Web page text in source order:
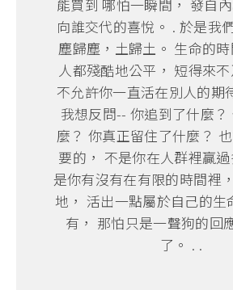
能買到 哪怕一瞬間， 發自
向誰交代的喜悅。 . 於是我
塵歸塵，土歸土。 生命的
人都殘酷地公平， 短得來
不允許你一直活在別人的期
我想反問-- 你追到了什麼？
麼？ 你真正留住了什麼？
要的， 不是你在人群裡贏
是你有沒有在有限的時間裡
地， 活出一點屬於自己的生
有， 那怕只是一聲狗的回
了。 . .